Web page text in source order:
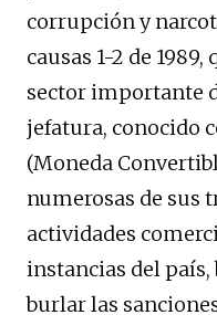
corrupción y
causas 1-2 de
sector importante
jefatura, conocido
(Moneda
numerosas de sus
actividades
instancias del
burlar las